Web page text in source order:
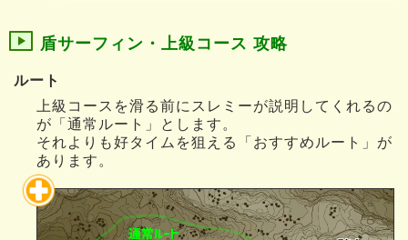
盾サーフィン・上級コース 攻略
ルート
上級コースを滑る前にスレミーが説明してくれるの
が「通常ルート」とします。
それよりも好タイムを狙える「おすすめルート」が
あります。